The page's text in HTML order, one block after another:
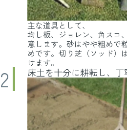
主な道具として、
均し板、ジョレン、角スコ
意します。砂はやや粗めで
めです。切り芝（ソッド）
けます。
床土を十分に耕転し、丁